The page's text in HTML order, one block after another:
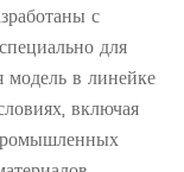
с
для
в линейке
включая